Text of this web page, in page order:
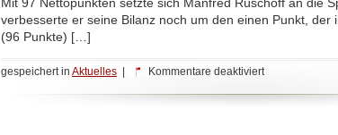
verbesserte er seine Bilanz noch um den einen Punkt, der
(96 Punkte) […]
gespeichert in Aktuelles Kommentare deaktiviertfür
Entscheidung